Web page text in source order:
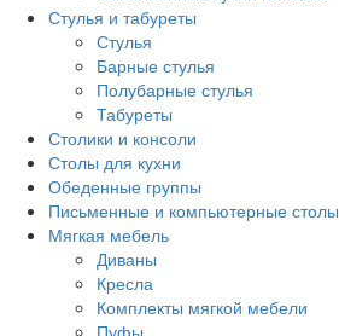
Стулья и табуреты
Стулья
Барные стулья
Полубарные стулья
Табуреты
Столики и консоли
Столы для кухни
Обеденные группы
Письменные и компьютерные столы
Мягкая мебель
Диваны
Кресла
Комплекты мягкой мебели